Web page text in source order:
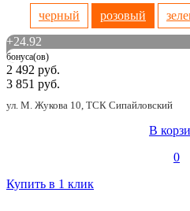
черный розовый
+24.92
бонуса(ов)
2 492 руб.
3 851 руб.
ул. М. Жукова 10, ТСК Сипайловский
В
0
Купить в 1 клик